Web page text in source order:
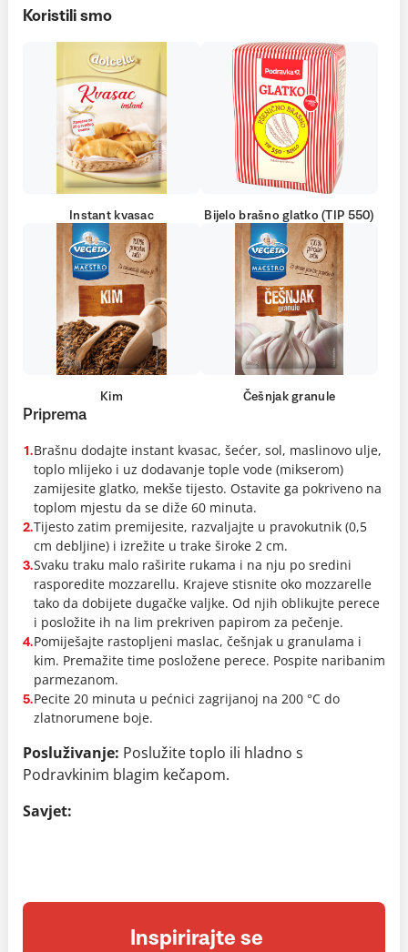
Koristili smo
Instant kvasac Bijelo brašno glatko (TIP 550)
Kim Češnjak granule
Priprema
1.Brašnu dodajte instant kvasac, šećer, sol, maslinovo ulje,
toplo mlijeko i uz dodavanje tople vode (mikserom)
zamijesite glatko, mekše tijesto. Ostavite ga pokriveno na
toplom mjestu da se diže 60 minuta.
2.Tijesto zatim premijesite, razvaljajte u pravokutnik (0,5
cm debljine) i izrežite u trake široke 2 cm.
3.Svaku traku malo raširite rukama i na nju po sredini
rasporedite mozzarellu. Krajeve stisnite oko mozzarelle
tako da dobijete dugačke valjke. Od njih oblikujte perece
i posložite ih na lim prekriven papirom za pečenje.
4.Pomiješajte rastopljeni maslac, češnjak u granulama i
kim. Premažite time posložene perece. Pospite naribanim
parmezanom.
5.Pecite 20 minuta u pećnici zagrijanoj na 200 °C do
zlatnorumene boje.
Posluživanje: Poslužite toplo ili hladno s
Podravkinim blagim kečapom.
Savjet:
Inspirirajte se